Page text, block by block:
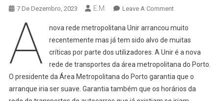
7 De Dezembro, 2023 E.M. Leave A CommentOn
Unir
Ou
Desunir?
A
nova rede metropolitana Unir arrancou muito
recentemente mas já tem sido alvo de muitas
críticas por parte dos utilizadores. A Unir é a nova
rede de transportes da área metropolitana do Porto.
O presidente da Área Metropolitana do Porto garantia que o
arranque iria ser suave. Garantia também que os horários da